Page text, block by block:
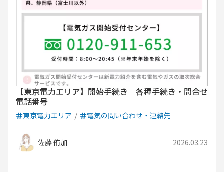
【東京電力エリア】開始手続き｜各種手続き・問合せ
電話番号
東京電力エリア 電気の問い合わせ・連絡先
佐藤 侑加 2026.03.23